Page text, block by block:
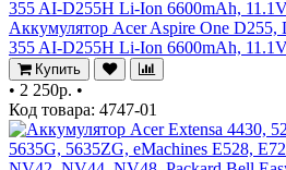
Аккумулятор Acer Aspire One D255,
355 AI-D255H Li-Ion 6600mAh,
Купить
• 2 250р. •
Код товара: 4747-01